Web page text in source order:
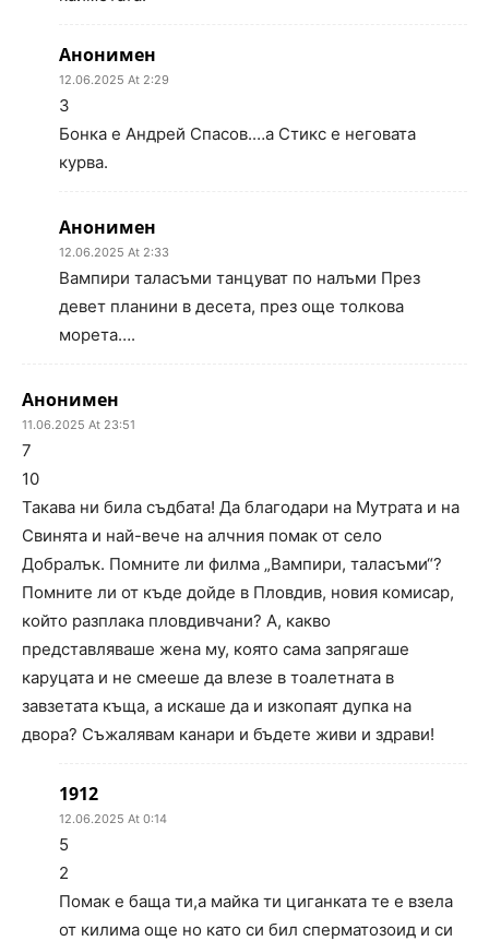
Анонимен
12.06.2025 At 2:29
3
Бонка е Андрей Спасов.…а Стикс е неговата
курва.
Анонимен
12.06.2025 At 2:33
Вампири таласъми танцуват по налъми През
девет планини в десета, през още толкова
морета….
Анонимен
11.06.2025 At 23:51
7
10
Такава ни била съдбата! Да благодари на Мутрата и на
Свинята и най-вече на алчния помак от село
Добралък. Помните ли филма „Вампири, таласъми“?
Помните ли от къде дойде в Пловдив, новия комисар,
който разплака пловдивчани? А, какво
представляваше жена му, която сама запрягаше
каруцата и не смееше да влезе в тоалетната в
завзетата къща, а искаше да и изкопаят дупка на
двора? Съжалявам канари и бъдете живи и здрави!
1912
12.06.2025 At 0:14
5
2
Помак е баща ти,а майка ти циганката те е взела
от килима още но като си бил сперматозоид и си